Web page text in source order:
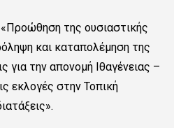
της ουσιαστικής
και καταπολέμηση της
για την απονομή Ιθαγένειας –
εκλογές στην Τοπική